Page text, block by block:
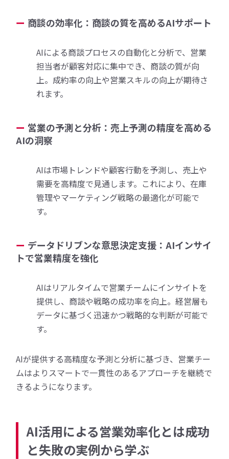
商談の効率化：商談の質を高めるAIサポート
AIによる商談プロセスの自動化と分析で、営業
担当者が顧客対応に集中でき、商談の質が向
上。成約率の向上や営業スキルの向上が期待さ
れます。
営業の予測と分析：売上予測の精度を高める
AIの洞察
AIは市場トレンドや顧客行動を予測し、売上や
需要を高精度で見通します。これにより、在庫
管理やマーケティング戦略の最適化が可能で
す。
データドリブンな意思決定支援：AIインサイ
トで営業精度を強化
AIはリアルタイムで営業チームにインサイトを
提供し、商談や戦略の成功率を向上。経営層も
データに基づく迅速かつ戦略的な判断が可能で
す。
AIが提供する高精度な予測と分析に基づき、営業チー
ムはよりスマートで一貫性のあるアプローチを継続で
きるようになります。
AI活用による営業効率化とは――成功
と失敗の実例から学ぶ